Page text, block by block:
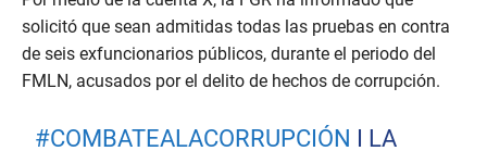
solicitó que sean admitidas todas las pruebas en contra
de seis exfuncionarios públicos, durante el periodo del
FMLN, acusados por el delito de hechos de corrupción.
#COMBATEALACORRUPCIÓN I LA